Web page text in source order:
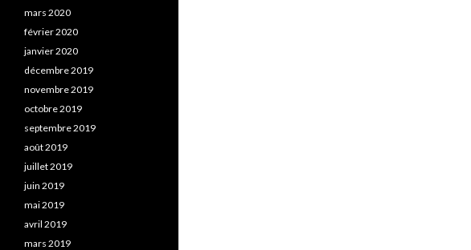
mars 2020
février 2020
janvier 2020
décembre 2019
novembre 2019
octobre 2019
septembre 2019
août 2019
juillet 2019
juin 2019
mai 2019
avril 2019
mars 2019